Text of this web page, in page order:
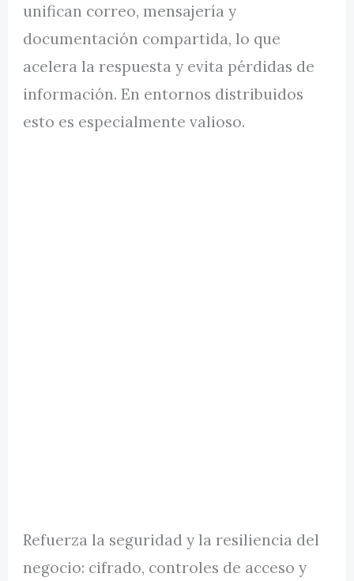
unifican correo, mensajería y
documentación compartida, lo que
acelera la respuesta y evita pérdidas de
información. En entornos distribuidos
esto es especialmente valioso.
Refuerza la seguridad y la resiliencia del
negocio: cifrado, controles de acceso y